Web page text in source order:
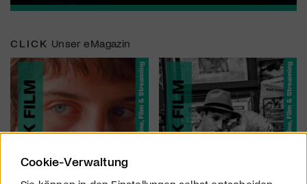
CLICK Unser eMagazin
Cookie-Verwaltung